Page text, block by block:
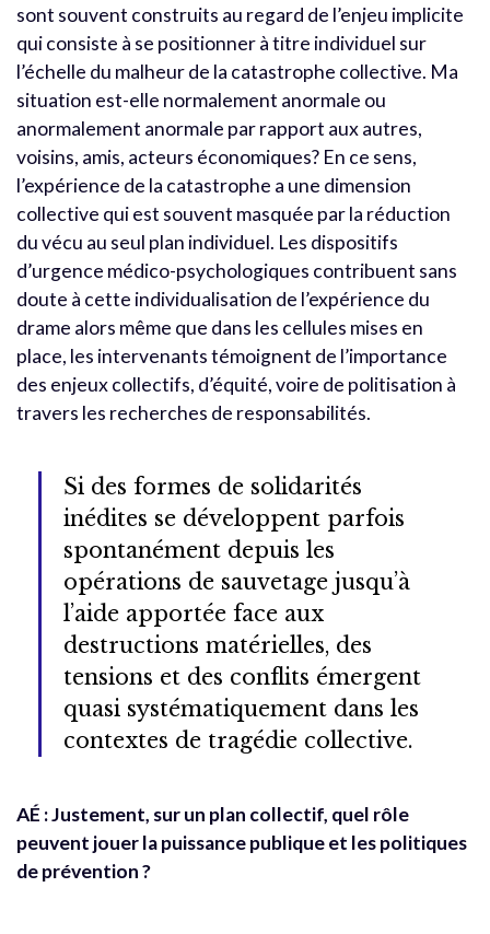
sont souvent construits au regard de l’enjeu implicite
qui consiste à se positionner à titre individuel sur
l’échelle du malheur de la catastrophe collective. Ma
situation est-elle normalement anormale ou
anormalement anormale par rapport aux autres,
voisins, amis, acteurs économiques? En ce sens,
l’expérience de la catastrophe a une dimension
collective qui est souvent masquée par la réduction
du vécu au seul plan individuel. Les dispositifs
d’urgence médico-psychologiques contribuent sans
doute à cette individualisation de l’expérience du
drame alors même que dans les cellules mises en
place, les intervenants témoignent de l’importance
des enjeux collectifs, d’équité, voire de politisation à
travers les recherches de responsabilités.
Si des formes de solidarités
inédites se développent parfois
spontanément depuis les
opérations de sauvetage jusqu’à
l’aide apportée face aux
destructions matérielles, des
tensions et des conflits émergent
quasi systématiquement dans les
contextes de tragédie collective.
AÉ : Justement, sur un plan collectif, quel rôle
peuvent jouer la puissance publique et les politiques
de prévention ?